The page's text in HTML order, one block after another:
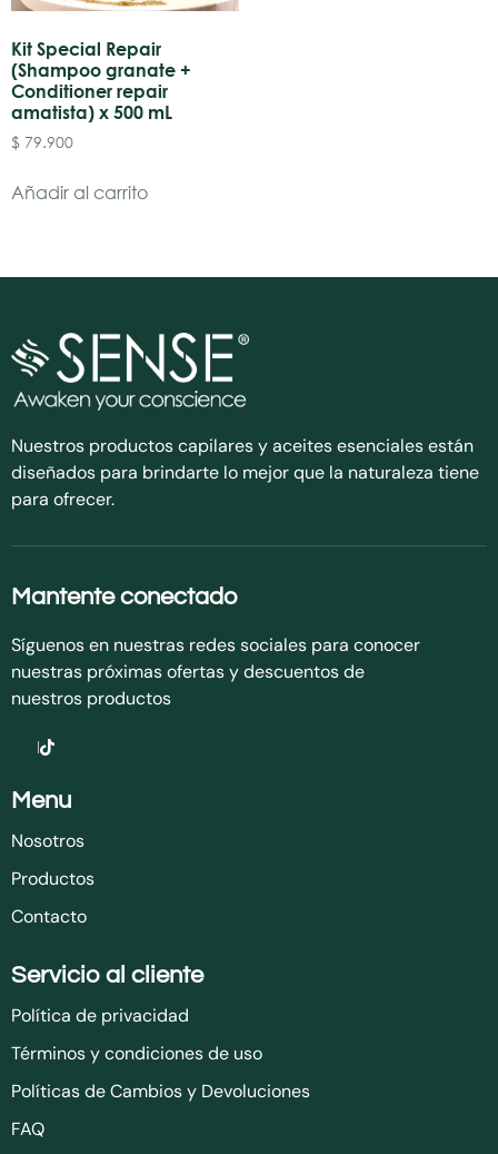
Kit Special Repair
(Shampoo granate +
Conditioner repair
amatista) x 500 mL
$ 79.900
Añadir al carrito
Nuestros productos capilares y aceites esenciales están
diseñados para brindarte lo mejor que la naturaleza tiene
para ofrecer.
Mantente conectado
Síguenos en nuestras redes sociales para conocer
nuestras próximas ofertas y descuentos de
nuestros productos
Menu
Nosotros
Productos
Contacto
Servicio al cliente
Política de privacidad
Términos y condiciones de uso
Políticas de Cambios y Devoluciones
FAQ